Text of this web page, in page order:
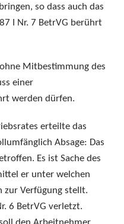
so dass auch das
I Nr. 7 BetrVG berührt
Mitbestimmung des
einer
werden dürfen.
erteilte das
Absage: Das
Es ist Sache des
er unter welchen
zur Verfügung stellt.
6 BetrVG verletzt.